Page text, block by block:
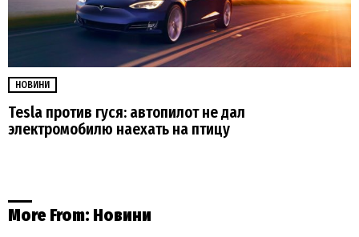
НОВИНИ
Tesla против гуся: автопилот не дал
электромобилю наехать на птицу
More From: Новини